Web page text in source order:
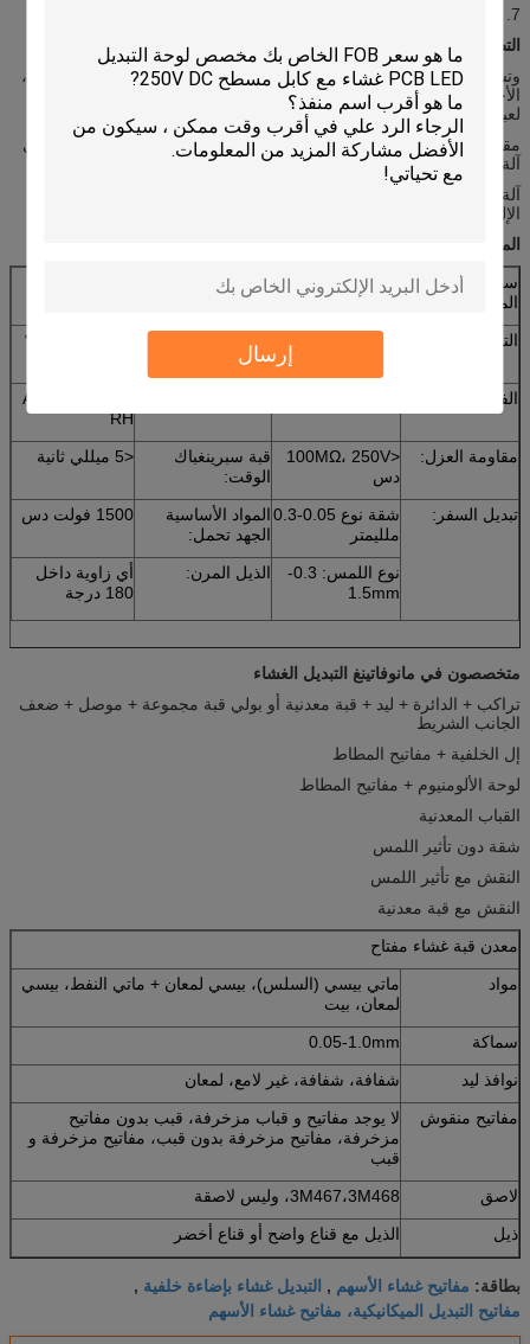
إرسال
7. مواصفات مخصصة متاحة ومفاتيح يمكن أن تجعل أشكال مختلفة
التطبيقات:
وتستخدم على نطاق واسع المنتجات في مجال الاتصالات، التحكم الصناعي،
الأجهزة المنزلية، غس، الأطفال كيد-- التعلم، آلة القراءة الإلكترونية، آلات
لعبة مختلفة، الآلات والأجهزة، آلة الحضور،
مقياس الالكترونية، المعدات الطبية، المعدات الإلكترونية المعدات، التلقائي
آلة الخياطة،
آلة التطريز، آلة صيانة المعدات، لوحة مفاتيح الكمبيوتر والآلات الحاسبة
الإلكترونية وغيرها.
المواصفات التقنية من التبديل الغشاء
سلك الرصاص
المقاومة:
أوقات الحياة:
التصنيف الحالي:
التشغيل:
الفولطية:
AT40 ℃، <98٪
RH
مقاومة العزل:
<100MΩ، 250V
دس
قبة سبرينغباك
الوقت:
<5 ميللي ثانية
تبديل السفر:
شقة نوع 0.05-0.3
ملليمتر
المواد الأساسية
الجهد تحمل:
1500 فولت دس
نوع اللمس: 0.3-
1.5mm
الذيل المرن:
أي زاوية داخل
180 درجة
متخصصون في مانوفاتينغ التبديل الغشاء
تراكب + الدائرة + ليد + قبة معدنية أو بولي قبة مجموعة + موصل + ضعف
الجانب الشريط
إل الخلفية + مفاتيح المطاط
لوحة الألومنيوم + مفاتيح المطاط
القباب المعدنية
شقة دون تأثير اللمس
النقش مع تأثير اللمس
النقش مع قبة معدنية
معدن قبة غشاء مفتاح
مواد
ماتي بيسي (السلس)، بيسي لمعان + ماتي النفط، بيسي
لمعان، بيت
سماكة
0.05-1.0mm
نوافذ ليد
شفافة، شفافة، غير لامع، لمعان
مفاتيح منقوش
لا يوجد مفاتيح و قباب مزخرفة، قبب بدون مفاتيح
مزخرفة، مفاتيح مزخرفة بدون قبب، مفاتيح مزخرفة و
قبب
لاصق
3M467،3M468، وليس لاصقة
ذيل
الذيل مع قناع واضح أو قناع أخضر
بطاقة: مفاتيح غشاء الأسهم , التبديل غشاء بإضاءة خلفية ,
مفاتيح التبديل الميكانيكية، مفاتيح غشاء الأسهم